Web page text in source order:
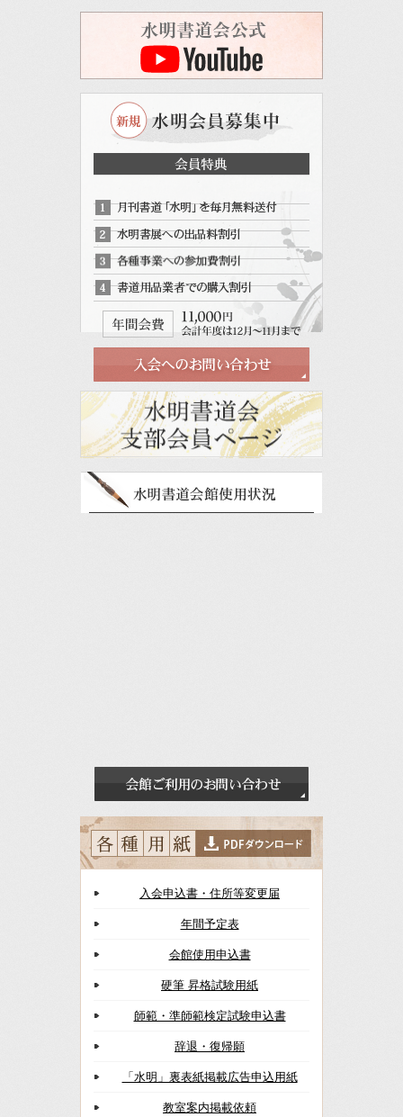
入会申込書・住所等変更届
年間予定表
会館使用申込書
硬筆 昇格試験用紙
師範・準師範検定試験申込書
辞退・復帰願
「水明」裏表紙掲載広告申込用紙
教室案内掲載依頼